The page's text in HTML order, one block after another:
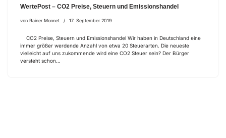
WertePost – CO2 Preise, Steuern und Emissionshandel
von Rainer Monnet 17. September 2019
CO2 Preise, Steuern und Emissionshandel Wir haben in Deutschland eine
immer größer werdende Anzahl von etwa 20 Steuerarten. Die neueste
vielleicht auf uns zukommende wird eine CO2 Steuer sein? Der Bürger
versteht schon…